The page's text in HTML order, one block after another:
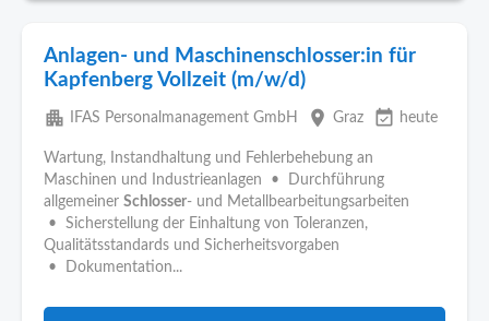
Anlagen- und Maschinenschlosser:in für
Kapfenberg Vollzeit (m/w/d)
apartment IFAS Personalmanagement GmbH place Graz event_available heute
Wartung, Instandhaltung und Fehlerbehebung an
Maschinen und Industrieanlagen • Durchführung
allgemeiner Schlosser- und Metallbearbeitungsarbeiten
• Sicherstellung der Einhaltung von Toleranzen,
Qualitätsstandards und Sicherheitsvorgaben
• Dokumentation...